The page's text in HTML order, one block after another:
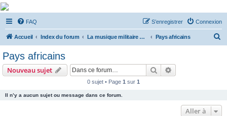
De Musicae Militari -
Forums
Forums de discussions
FAQ Connexion
S’enregistrer
Accueil Index du forum La musique militaire à l'étranger Pays africains
Pays africains
Nouveau sujet Rechercher
0 sujet • Page 1 sur 1
Il n’y a aucun sujet ou message dans ce forum.
Aller à